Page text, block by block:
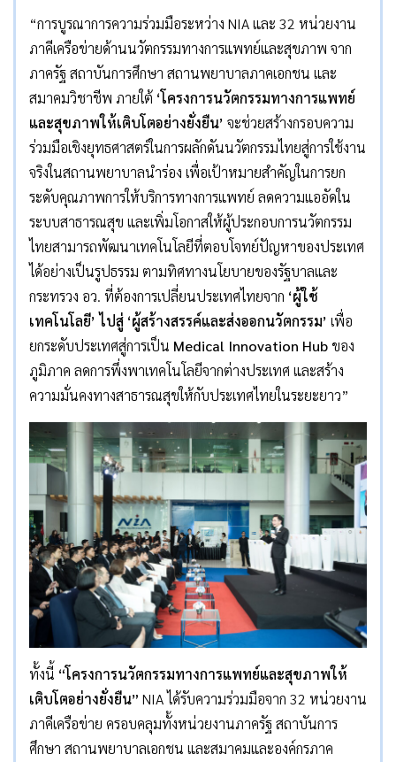
“การบูรณาการความร่วมมือระหว่าง NIA และ 32 หน่วยงาน
ภาคีเครือข่ายด้านนวัตกรรมทางการแพทย์และสุขภาพ จาก
ภาครัฐ สถาบันการศึกษา สถานพยาบาลภาคเอกชน และ
สมาคมวิชาชีพ ภายใต้ ‘โครงการนวัตกรรมทางการแพทย์
และสุขภาพให้เติบโตอย่างยั่งยืน’ จะช่วยสร้างกรอบความ
ร่วมมือเชิงยุทธศาสตร์ในการผลักดันนวัตกรรมไทยสู่การใช้งาน
จริงในสถานพยาบาลนำร่อง เพื่อเป้าหมายสำคัญในการยก
ระดับคุณภาพการให้บริการทางการแพทย์ ลดความแออัดใน
ระบบสาธารณสุข และเพิ่มโอกาสให้ผู้ประกอบการนวัตกรรม
ไทยสามารถพัฒนาเทคโนโลยีที่ตอบโจทย์ปัญหาของประเทศ
ได้อย่างเป็นรูปธรรม ตามทิศทางนโยบายของรัฐบาลและ
กระทรวง อว. ที่ต้องการเปลี่ยนประเทศไทยจาก ‘ผู้ใช้
เทคโนโลยี’ ไปสู่ ‘ผู้สร้างสรรค์และส่งออกนวัตกรรม’ เพื่อ
ยกระดับประเทศสู่การเป็น Medical Innovation Hubของ
ภูมิภาค ลดการพึ่งพาเทคโนโลยีจากต่างประเทศ และสร้าง
ความมั่นคงทางสาธารณสุขให้กับประเทศไทยในระยะยาว”
ทั้งนี้ “โครงการนวัตกรรมทางการแพทย์และสุขภาพให้
เติบโตอย่างยั่งยืน” NIA ได้รับความร่วมมือจาก 32 หน่วยงาน
ภาคีเครือข่าย ครอบคลุมทั้งหน่วยงานภาครัฐ สถาบันการ
ศึกษา สถานพยาบาลเอกชน และสมาคมและองค์กรภาค